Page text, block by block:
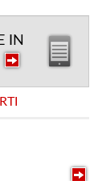
IN